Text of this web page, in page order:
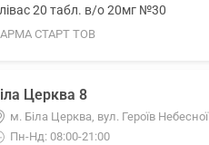
20 табл. в/о 20мг №30
СТАРТ ТОВ
Церква 8
м. Біла Церква, вул. Героїв
Пн-Нд: 08:00-21:00